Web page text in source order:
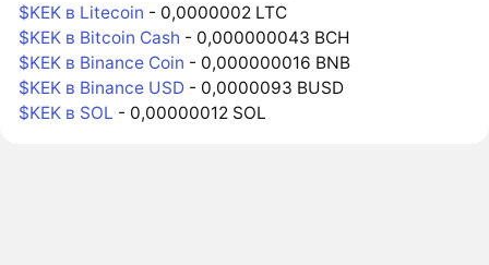
$KEK в Litecoin - 0,0000002 LTC
$KEK в Bitcoin Cash - 0,000000043 BCH
$KEK в Binance Coin - 0,000000016 BNB
$KEK в Binance USD - 0,0000093 BUSD
$KEK в SOL - 0,00000012 SOL